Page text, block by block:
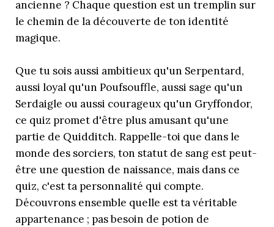
ancienne ? Chaque question est un tremplin sur
le chemin de la découverte de ton identité
magique.
Que tu sois aussi ambitieux qu'un Serpentard,
aussi loyal qu'un Poufsouffle, aussi sage qu'un
Serdaigle ou aussi courageux qu'un Gryffondor,
ce quiz promet d'être plus amusant qu'une
partie de Quidditch. Rappelle-toi que dans le
monde des sorciers, ton statut de sang est peut-
être une question de naissance, mais dans ce
quiz, c'est ta personnalité qui compte.
Découvrons ensemble quelle est ta véritable
appartenance ; pas besoin de potion de